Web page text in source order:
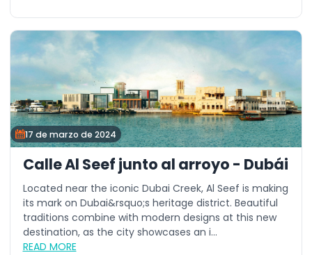
17 de marzo de 2024
Calle Al Seef junto al arroyo - Dubái
Located near the iconic Dubai Creek, Al Seef is making
its mark on Dubai&rsquo;s heritage district. Beautiful
traditions combine with modern designs at this new
destination, as the city showcases an i...
READ MORE